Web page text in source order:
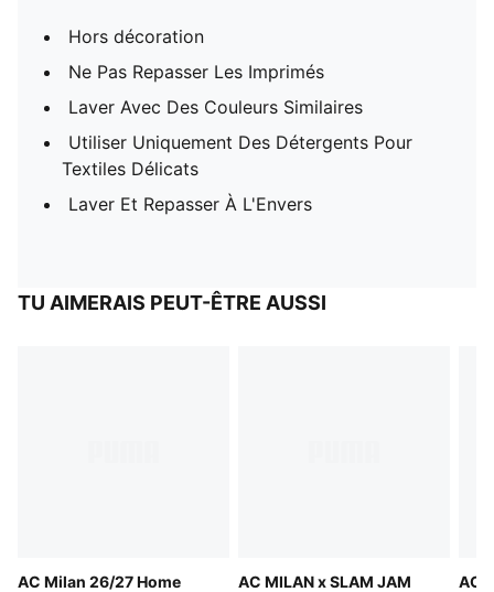
Hors décoration
Ne Pas Repasser Les Imprimés
Laver Avec Des Couleurs Similaires
Utiliser Uniquement Des Détergents Pour
Textiles Délicats
Laver Et Repasser À L'Envers
TU AIMERAIS PEUT-ÊTRE AUSSI
AC Milan 26/27 Home
AC MILAN x SLAM JAM
AC